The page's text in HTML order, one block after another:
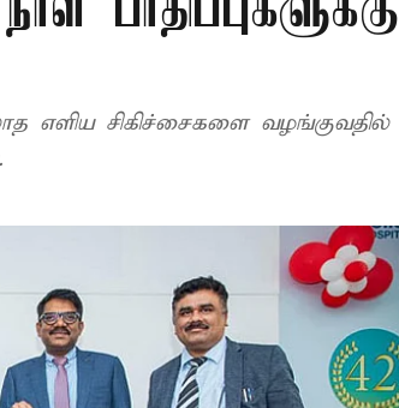
எளிய சிகிச்சைகளை வழங்குவதில்